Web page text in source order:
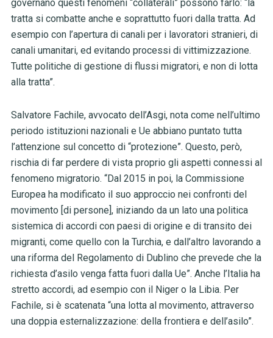
governano questi fenomeni “collaterali” possono farlo: “la
tratta si combatte anche e soprattutto fuori dalla tratta. Ad
esempio con l’apertura di canali per i lavoratori stranieri, di
canali umanitari, ed evitando processi di vittimizzazione.
Tutte politiche di gestione di flussi migratori, e non di lotta
alla tratta”.
Salvatore Fachile, avvocato dell’Asgi, nota come nell’ultimo
periodo istituzioni nazionali e Ue abbiano puntato tutta
l’attenzione sul concetto di “protezione”. Questo, però,
rischia di far perdere di vista proprio gli aspetti connessi al
fenomeno migratorio. “Dal 2015 in poi, la Commissione
Europea ha modificato il suo approccio nei confronti del
movimento [di persone], iniziando da un lato una politica
sistemica di accordi con paesi di origine e di transito dei
migranti, come quello con la Turchia, e dall’altro lavorando a
una riforma del Regolamento di Dublino che prevede che la
richiesta d’asilo venga fatta fuori dalla Ue”. Anche l’Italia ha
stretto accordi, ad esempio con il Niger o la Libia. Per
Fachile, si è scatenata “una lotta al movimento, attraverso
una doppia esternalizzazione: della frontiera e dell’asilo”.